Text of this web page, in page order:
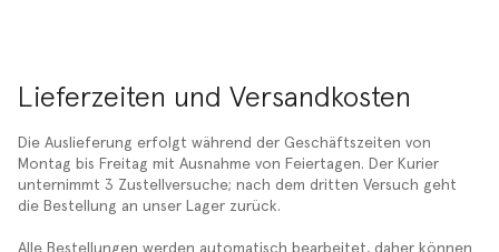
Lieferzeiten und Versandkosten
Die Auslieferung erfolgt während der Geschäftszeiten von
Montag bis Freitag mit Ausnahme von Feiertagen. Der Kurier
unternimmt 3 Zustellversuche; nach dem dritten Versuch geht
die Bestellung an unser Lager zurück.
Alle Bestellungen werden automatisch bearbeitet, daher können